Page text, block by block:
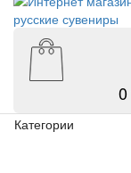
0
Категории